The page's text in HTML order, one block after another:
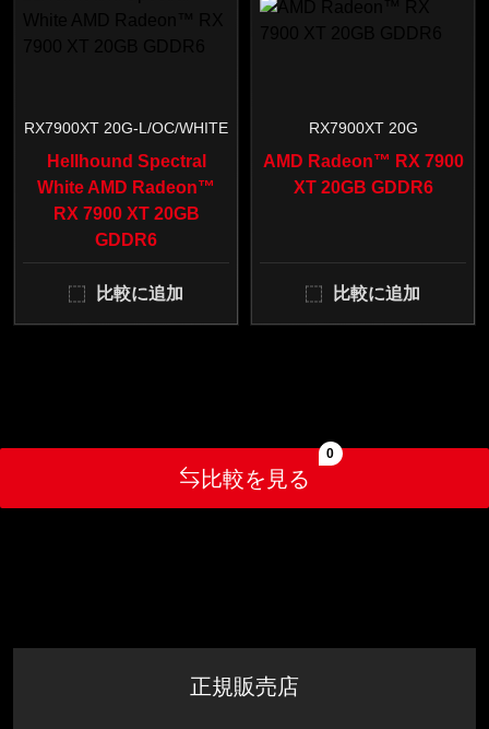
RX7900XT 20G-L/OC/WHITE
Hellhound Spectral
White AMD Radeon™
RX 7900 XT 20GB
GDDR6
比較に追加
RX7900XT 20G
AMD Radeon™ RX 7900
XT 20GB GDDR6
比較に追加
比較を見る
0
正規販売店